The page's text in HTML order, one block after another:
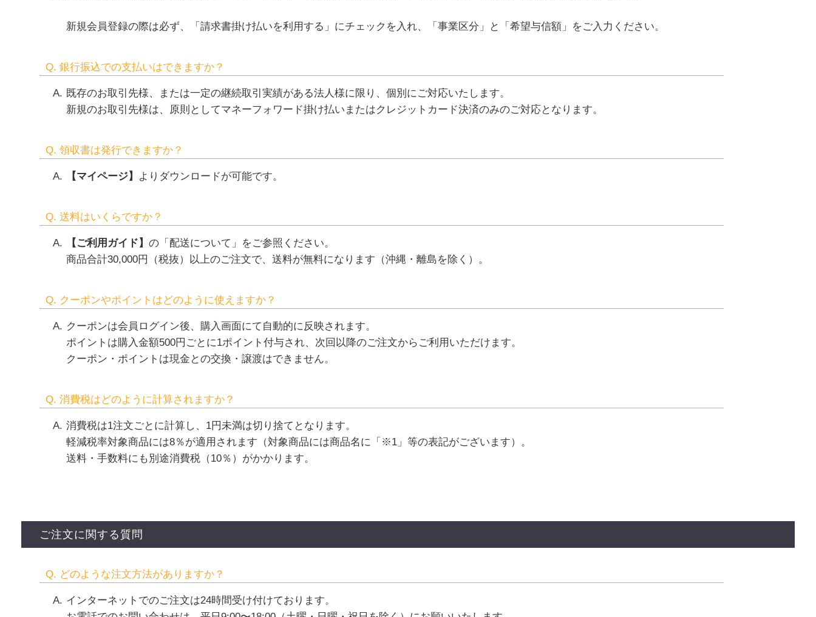
新規会員登録の際は必ず、「請求書掛け払いを利用する」にチェックを入れ、「事業区分」と「希望与信額」をご入力ください。
Q. 銀行振込での支払いはできますか？
既存のお取引先様、または一定の継続取引実績がある法人様に限り、個別にご対応いたします。
新規のお取引先様は、原則としてマネーフォワード掛け払いまたはクレジットカード決済のみのご対応となります。
Q. 領収書は発行できますか？
【マイページ】 よりダウンロードが可能です。
Q. 送料はいくらですか？
【ご利用ガイド】 の「配送について」をご参照ください。
商品合計30,000円（税抜）以上のご注文で、送料が無料になります（沖縄・離島を除く）。
Q. クーポンやポイントはどのように使えますか？
クーポンは会員ログイン後、購入画面にて自動的に反映されます。
ポイントは購入金額500円ごとに1ポイント付与され、次回以降のご注文からご利用いただけます。
クーポン・ポイントは現金との交換・譲渡はできません。
Q. 消費税はどのように計算されますか？
消費税は1注文ごとに計算し、1円未満は切り捨てとなります。
軽減税率対象商品には8％が適用されます（対象商品には商品名に「※1」等の表記がございます）。
送料・手数料にも別途消費税（10％）がかかります。
ご注文に関する質問
Q. どのような注文方法がありますか？
インターネットでのご注文は24時間受け付けております。